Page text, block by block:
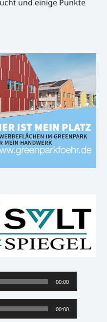
und einige Punkte
00:00
00:00